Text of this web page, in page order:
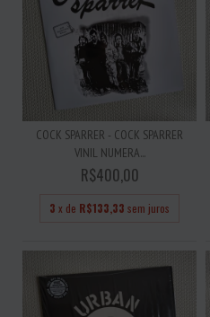
COCK SPARRER - COCK SPARRER
VINIL NUMERA...
R$400,00
3 x de R$133,33 sem juros